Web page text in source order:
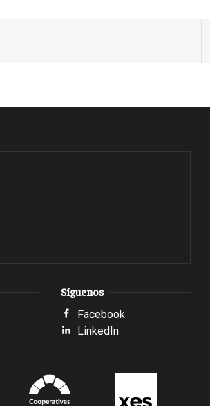
Síguenos
Facebook
LinkedIn